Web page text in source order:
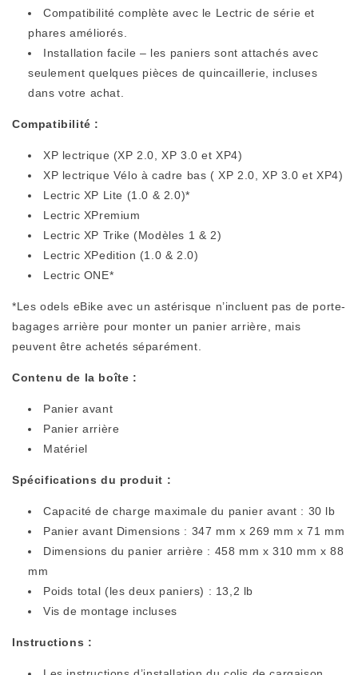
Compatibilité complète avec le Lectric de série et
phares améliorés.
Installation facile – les paniers sont attachés avec
seulement quelques pièces de quincaillerie, incluses
dans votre achat.
Compatibilité :
XP lectrique (XP 2.0, XP 3.0 et XP4)
XP lectrique Vélo à cadre bas ( XP 2.0, XP 3.0 et XP4)
Lectric XP Lite (1.0 & 2.0)*
Lectric XPremium
Lectric XP Trike (Modèles 1 & 2)
Lectric XPedition (1.0 & 2.0)
Lectric ONE*
*Les odels eBike avec un astérisque n’incluent pas de porte-
bagages arrière pour monter un panier arrière, mais
peuvent être achetés séparément.
Contenu de la boîte :
Panier avant
Panier arrière
Matériel
Spécifications du produit :
Capacité de charge maximale du panier avant : 30 lb
Panier avant Dimensions : 347 mm x 269 mm x 71 mm
Dimensions du panier arrière : 458 mm x 310 mm x 88
mm
Poids total (les deux paniers) : 13,2 lb
Vis de montage incluses
Instructions :